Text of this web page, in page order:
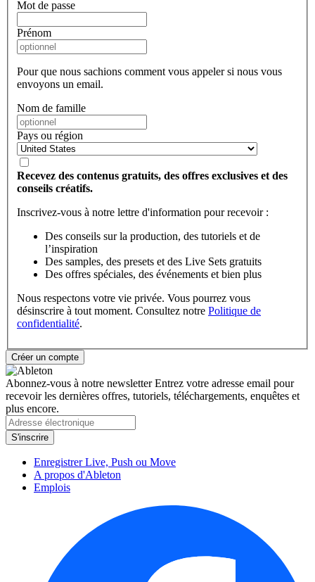
Mot de passe
Prénom
Pour que nous sachions comment vous appeler si nous vous
envoyons un email.
Nom de famille
Pays ou région
Recevez des contenus gratuits, des offres exclusives et des
conseils créatifs.
Inscrivez-vous à notre lettre d'information pour recevoir :
Des conseils sur la production, des tutoriels et de
l’inspiration
Des samples, des presets et des Live Sets gratuits
Des offres spéciales, des événements et bien plus
Nous respectons votre vie privée. Vous pourrez vous
désinscrire à tout moment. Consultez notre Politique de
confidentialité.
Abonnez-vous à notre newsletterEntrez votre adresse email pour
recevoir les dernières offres, tutoriels, téléchargements, enquêtes et
plus encore.
Enregistrer Live, Push ou Move
A propos d'Ableton
Emplois